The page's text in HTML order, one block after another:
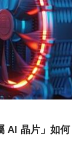
AI 晶片」如何